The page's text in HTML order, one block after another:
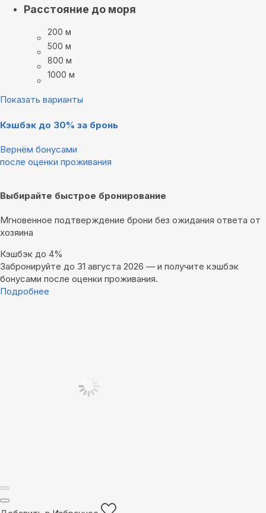
Расстояние до моря
200 м
500 м
800 м
1000 м
Показать варианты
Кэшбэк до 30% за бронь
Вернём бонусами
после оценки проживания
Выбирайте быстрое бронирование
Мгновенное подтверждение брони без ожидания ответа от
хозяина
Кэшбэк до 4%
Забронируйте до 31 августа 2026 — и получите кэшбэк
бонусами после оценки проживания.
Подробнее